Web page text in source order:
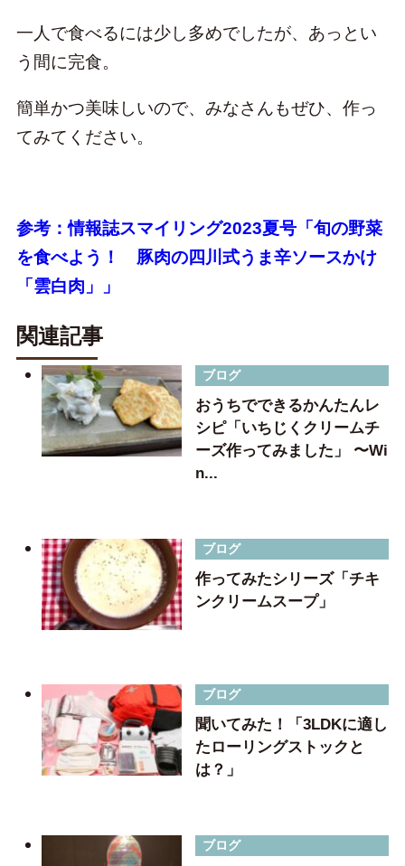
一人で食べるには少し多めでしたが、あっとい
う間に完食。
簡単かつ美味しいので、みなさんもぜひ、作っ
てみてください。
参考：情報誌スマイリング2023夏号「旬の野菜
を食べよう！ 豚肉の四川式うま辛ソースかけ
「雲白肉」」
関連記事
ブログ
おうちでできるかんたんレ
シピ「いちじくクリームチ
ーズ作ってみました」 〜Wi
n...
ブログ
作ってみたシリーズ「チキ
ンクリームスープ」
ブログ
聞いてみた！「3LDKに適し
たローリングストックと
は？」
ブログ